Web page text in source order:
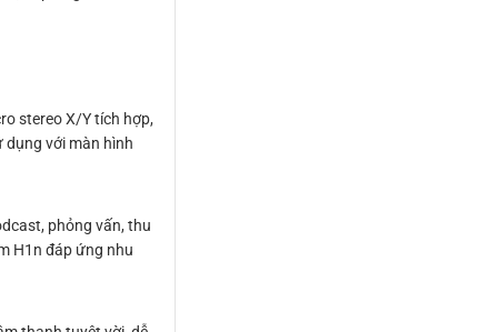
stereo X/Y tích hợp,
dụng với màn hình
phỏng vấn, thu
H1n đáp ứng nhu